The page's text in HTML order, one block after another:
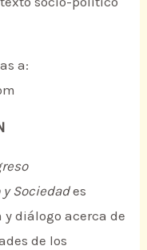
a:
Sociedades
diálogo acerca de
de los